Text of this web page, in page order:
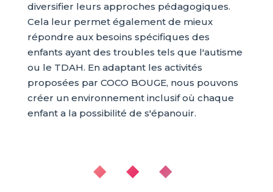
diversifier leurs approches pédagogiques.
Cela leur permet également de mieux
répondre aux besoins spécifiques des
enfants ayant des troubles tels que l'autisme
ou le TDAH. En adaptant les activités
proposées par COCO BOUGE, nous pouvons
créer un environnement inclusif où chaque
enfant a la possibilité de s'épanouir.
◆ ◆ ◆